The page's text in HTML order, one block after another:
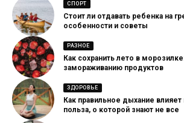
СПОРТ
Стоит ли отдавать ребенка на
особенности и советы
РАЗНОЕ
Как сохранить лето в
замораживанию продуктов
ЗДОРОВЬЕ
Как правильное дыхание
польза, о которой знают не все